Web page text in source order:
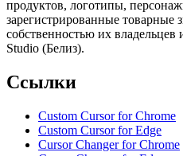
продуктов, логотипы,
зарегистрированные товарные
собственностью их
Studio (Белиз).
Ссылки
Custom Cursor for Chrome
Custom Cursor for Edge
Cursor Changer for Chrome